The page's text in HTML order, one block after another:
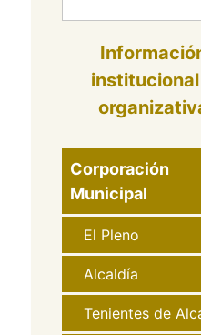
Corporación
Municipal
El Pleno
Alcaldía
Tenientes de